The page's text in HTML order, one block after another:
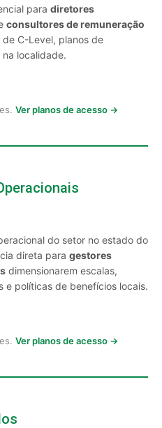
para diretores
consultores de remuneração
C-Level, planos de
localidade.
Ver planos de acesso →
do setor no estado do
direta para gestores
dimensionarem escalas,
e políticas de benefícios locais.
Ver planos de acesso →